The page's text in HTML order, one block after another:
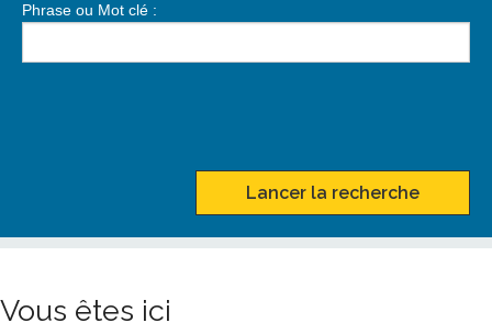
Phrase ou Mot clé :
Lancer la recherche
Vous êtes ici